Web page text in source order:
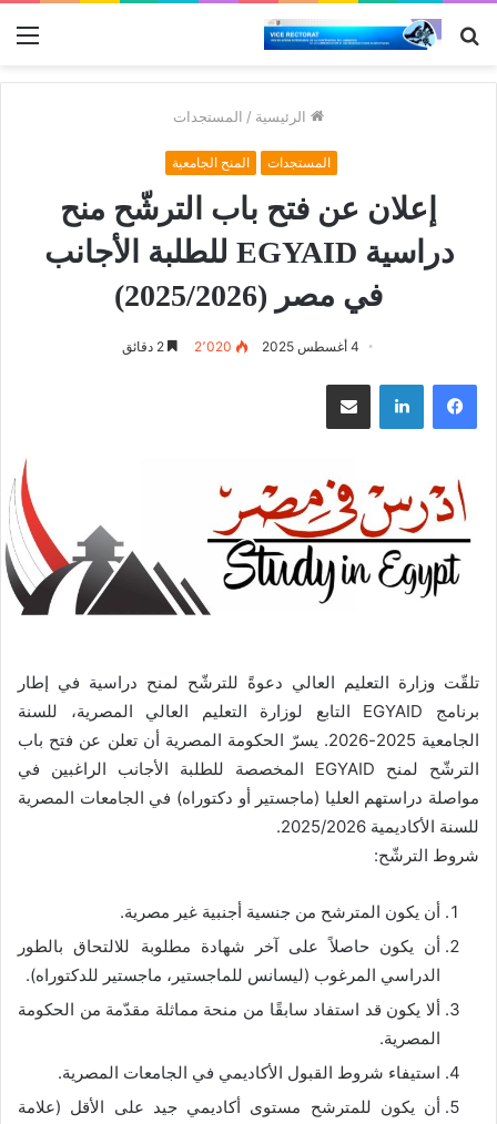
بحث
الرئيسية / المستجدات
المستجدات المنح الجامعية
إعلان عن فتح باب الترشّح منح
دراسية EGYAID للطلبة الأجانب
في مصر (2025/2026)
4 أغسطس 2025 2٬020 2 دقائق
فيسبوك لينكدإن مشاركة عبر البريد
تلقّت وزارة التعليم العالي دعوةً للترشّح لمنح دراسية في إطار
برنامج EGYAID التابع لوزارة التعليم العالي المصرية، للسنة
الجامعية 2025-2026. يسرّ الحكومة المصرية أن تعلن عن فتح باب
الترشّح لمنح EGYAID المخصصة للطلبة الأجانب الراغبين في
مواصلة دراستهم العليا (ماجستير أو دكتوراه) في الجامعات المصرية
للسنة الأكاديمية 2025/2026.
شروط الترشّح:
أن يكون المترشح من جنسية أجنبية غير مصرية.
أن يكون حاصلاً على آخر شهادة مطلوبة للالتحاق بالطور
الدراسي المرغوب (ليسانس للماجستير، ماجستير للدكتوراه).
ألا يكون قد استفاد سابقًا من منحة مماثلة مقدّمة من الحكومة
المصرية.
استيفاء شروط القبول الأكاديمي في الجامعات المصرية.
أن يكون للمترشح مستوى أكاديمي جيد على الأقل (علامة